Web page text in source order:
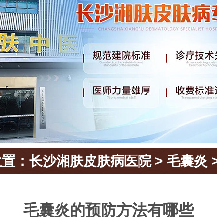
： 长沙湘肤皮肤病医院> 毛囊炎
毛囊炎的预防方法有哪些